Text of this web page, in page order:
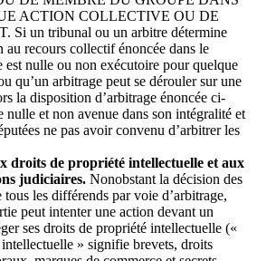
ACTION COLLECTIVE OU DE
Si un tribunal ou un arbitre détermine
au recours collectif énoncée dans le
est nulle ou non exécutoire pour quelque
qu’un arbitrage peut se dérouler sur une
la disposition d’arbitrage énoncée ci-
nulle et non avenue dans son intégralité et
ne pas avoir convenu d’arbitrer les
droits de propriété intellectuelle et aux
judiciaires. Nonobstant la décision des
tous les différends par voie d’arbitrage,
peut intenter une action devant un
ses droits de propriété intellectuelle («
» signifie brevets, droits